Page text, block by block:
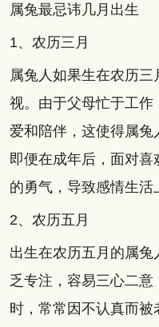
属兔最忌讳几月出生
1、农历三月
属兔人如果生在农历
视。由于父母忙于工
爱和陪伴，这使得属兔
即便在成年后，面对
的勇气，导致感情生活
2、农历五月
出生在农历五月的属
乏专注，容易三心二
时，常常因不认真而被